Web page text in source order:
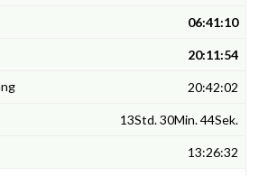
06:41:10
20:11:54
20:42:02
13Std. 30Min. 44Sek.
13:26:32